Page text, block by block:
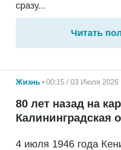
сразу...
Читать
Жизнь 00:15 / 03 Июля 2026
80 лет назад на
Калининградская
4 июля 1946 года